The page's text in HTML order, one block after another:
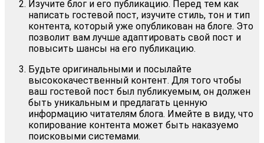
Изучите блог и его публикацию. Перед тем как
написать гостевой пост, изучите стиль, тон и тип
контента, который уже опубликован на блоге. Это
позволит вам лучше адаптировать свой пост и
повысить шансы на его публикацию.
Будьте оригинальными и посылайте
высококачественный контент. Для того чтобы
ваш гостевой пост был публикуемым, он должен
быть уникальным и предлагать ценную
информацию читателям блога. Имейте в виду, что
копирование контента может быть наказуемо
поисковыми системами.